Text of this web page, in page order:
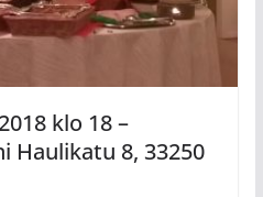
klo 18 –
Haulikatu 8, 33250